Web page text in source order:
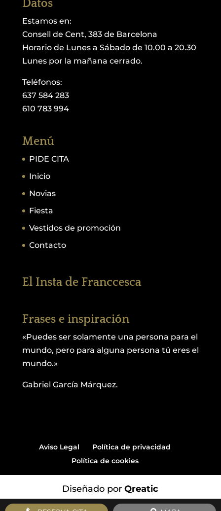
Datos
Estamos en:
Consell de Cent, 383 de Barcelona
Horario de Lunes a Sábado de 10.00 a 20.30
Lunes por la mañana cerrado.
Teléfonos:
637 584 283
610 783 994
Menú
PIDE CITA
Inicio
Novias
Fiesta
Vestidos de promoción
Contacto
El Insta de Franccesca
Frases e inspiración
«Puedes ser solamente una persona para el
mundo, pero para alguna persona tú eres el
mundo.»
Gabriel García Márquez.
Aviso Legal
Política de privacidad
Política de cookies
Diseñado porQreatic